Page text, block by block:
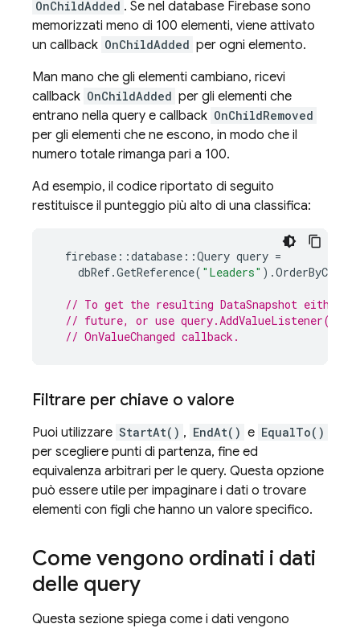
OnChildAdded . Se nel database Firebase sono
memorizzati meno di 100 elementi, viene attivato
un callback OnChildAdded per ogni elemento.
Man mano che gli elementi cambiano, ricevi
callback OnChildAdded per gli elementi che
entrano nella query e callback OnChildRemoved
per gli elementi che ne escono, in modo che il
numero totale rimanga pari a 100.
Ad esempio, il codice riportato di seguito
restituisce il punteggio più alto di una classifica:
firebase ::database ::Query query =
dbRef.GetReference( "Leaders" ).OrderByChild
// To get the resulting DataSnapshot either
// future, or use query.AddValueListener()
// OnValueChanged callback.
Filtrare per chiave o valore
Puoi utilizzare StartAt() , EndAt() e EqualTo()
per scegliere punti di partenza, fine ed
equivalenza arbitrari per le query. Questa opzione
può essere utile per impaginare i dati o trovare
elementi con figli che hanno un valore specifico.
Come vengono ordinati i dati
delle query
Questa sezione spiega come i dati vengono